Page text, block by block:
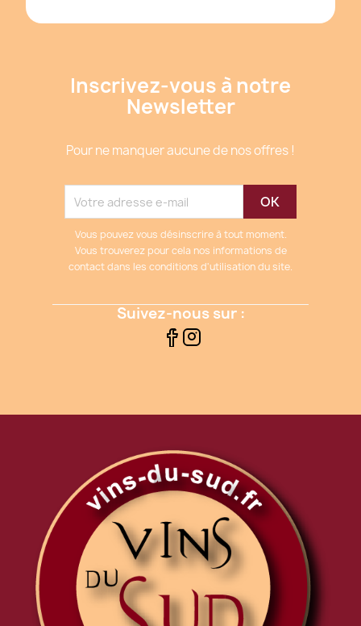
Inscrivez-vous à notre
Newsletter
Pour ne manquer aucune de nos offres !
Vous pouvez vous désinscrire à tout moment.
Vous trouverez pour cela nos informations de
contact dans les conditions d'utilisation du site.
Suivez-nous sur :